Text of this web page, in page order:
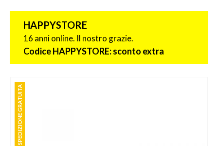
HAPPYSTORE
16 anni online. Il nostro grazie.
Codice HAPPYSTORE: sconto extra
SPEDIZIONE GRATUITA
SPEDIZIONE GRATUITA